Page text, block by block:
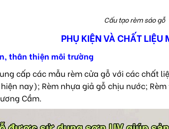
Cấu tạo rèm sáo gỗ
PHỤ KIỆN VÀ CHẤT LIỆU
thân thiện môi trường
cấp các mẫu rèm cửa gỗ với các chất
nay); Rèm nhựa giả gỗ chịu nước;
Cầm.